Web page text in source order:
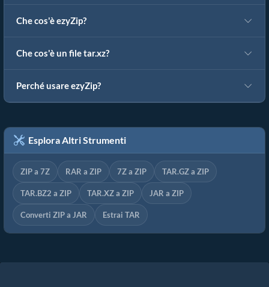
Che cos'è ezyZip?
Che cos'è un file tar.xz?
Perché usare ezyZip?
Esplora Altri Strumenti
ZIP a 7Z RAR a ZIP 7Z a ZIP TAR.GZ a ZIP
TAR.BZ2 a ZIP TAR.XZ a ZIP JAR a ZIP
Converti ZIP a JAR Estrai TAR